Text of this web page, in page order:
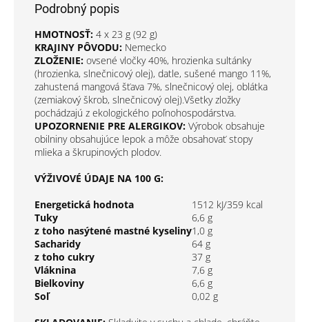
Podrobný popis
HMOTNOSŤ: 4 x 23 g (92 g)
KRAJINY PÔVODU: Nemecko
ZLOŽENIE: ovsené vločky 40%, hrozienka sultánky
(hrozienka, slnečnicový olej), datle, sušené mango 11%,
zahustená mangová šťava 7%, slnečnicový olej, oblátka
(zemiakový škrob, slnečnicový olej).Všetky zložky
pochádzajú z ekologického poľnohospodárstva.
UPOZORNENIE PRE ALERGIKOV: Výrobok obsahuje
obilniny obsahujúce lepok a môže obsahovať stopy
mlieka a škrupinových plodov.
VÝŽIVOVÉ ÚDAJE NA 100 G:
Energetická hodnota
1512 kJ/359 kcal
Tuky
6,6 g
z toho nasýtené mastné kyseliny1,0 g
Sacharidy
64 g
z toho cukry
37 g
Vláknina
7,6 g
Bielkoviny
6,6 g
Soľ
0,02 g